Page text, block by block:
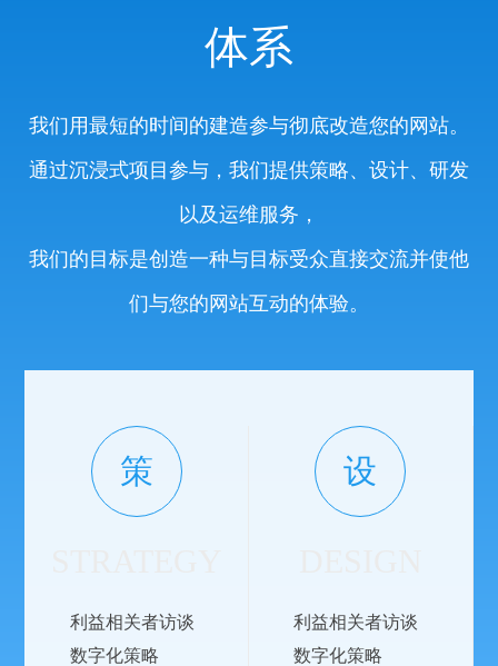
体系
我们用最短的时间的建造参与彻底改造您的网站。
通过沉浸式项目参与，我们提供策略、设计、研发
以及运维服务，
我们的目标是创造一种与目标受众直接交流并使他
们与您的网站互动的体验。
策
利益相关者访谈
数字化策略
设
利益相关者访谈
数字化策略